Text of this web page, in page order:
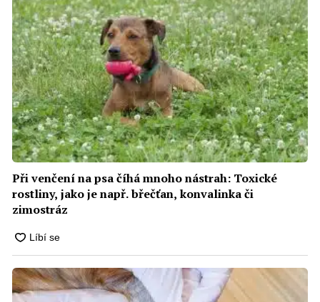
Při venčení na psa číhá mnoho nástrah: Toxické
rostliny, jako je např. břečťan, konvalinka či
zimostráz